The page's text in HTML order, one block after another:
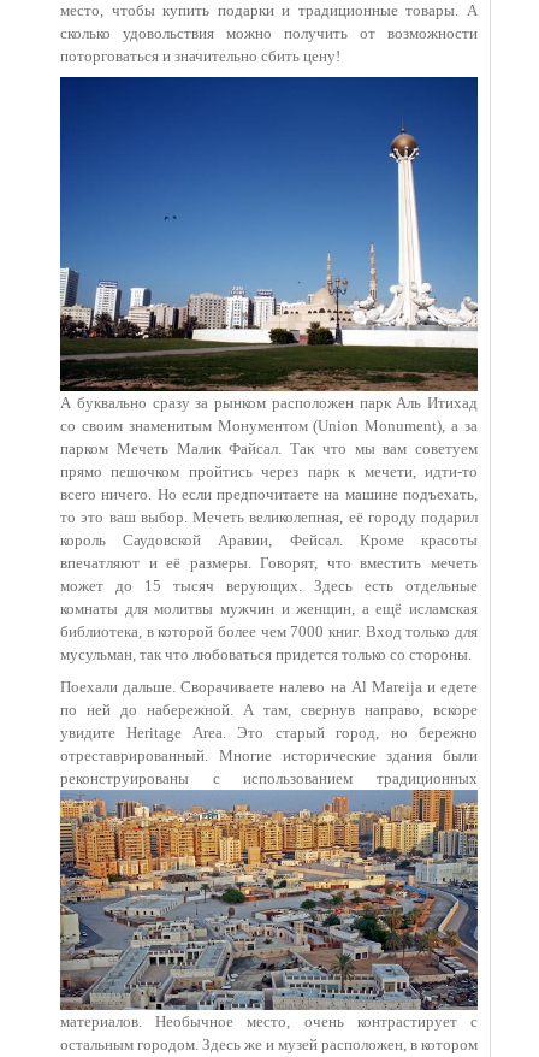
место, чтобы купить подарки и традиционные товары. А
сколько удовольствия можно получить от возможности
поторговаться и значительно сбить цену!
А буквально сразу за рынком расположен парк Аль Итихад
со своим знаменитым Монументом (Union Monument), а за
парком Мечеть Малик Файсал. Так что мы вам советуем
прямо пешочком пройтись через парк к мечети, идти-то
всего ничего. Но если предпочитаете на машине подъехать,
то это ваш выбор. Мечеть великолепная, её городу подарил
король Саудовской Аравии, Фейсал. Кроме красоты
впечатляют и её размеры. Говорят, что вместить мечеть
может до 15 тысяч верующих. Здесь есть отдельные
комнаты для молитвы мужчин и женщин, а ещё исламская
библиотека, в которой более чем 7000 книг. Вход только для
мусульман, так что любоваться придется только со стороны.
Поехали дальше. Сворачиваете налево на Al Mareija и едете
по ней до набережной. А там, свернув направо, вскоре
увидите Heritage Area. Это старый город, но бережно
отреставрированный. Многие исторические здания были
реконструированы с использованием традиционных
материалов. Необычное место, очень контрастирует с
остальным городом. Здесь же и музей расположен, в котором